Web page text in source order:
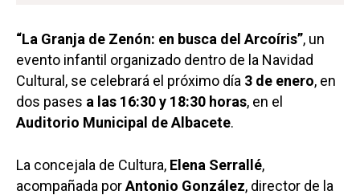
“La Granja de Zenón: en busca del Arcoíris”, un
evento infantil organizado dentro de la Navidad
Cultural, se celebrará el próximo día 3 de enero, en
dos pases a las 16:30 y 18:30 horas, en el
Auditorio Municipal de Albacete.
La concejala de Cultura, Elena Serrallé,
acompañada porAntonio González, director de la